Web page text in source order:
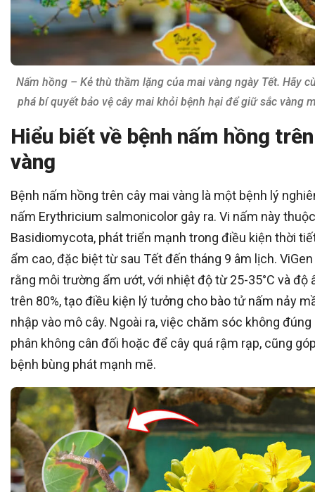
Nấm hồng – Kẻ thù thầm lặng của mai vàng ngày Tết. Hãy
phá bí quyết bảo vệ cây mai khỏi bệnh hại để giữ sắc vàng
Hiểu biết về bệnh nấm hồng
vàng
Bệnh nấm hồng trên cây mai vàng là một bệnh lý
nấm Erythricium salmonicolor gây ra. Vi nấm này
Basidiomycota, phát triển mạnh trong điều kiện thời
ẩm cao, đặc biệt từ sau Tết đến tháng 9 âm lịch.
rằng môi trường ẩm ướt, với nhiệt độ từ 25-35°C và độ
trên 80%, tạo điều kiện lý tưởng cho bào tử nấm nảy
nhập vào mô cây. Ngoài ra, việc chăm sóc không
phân không cân đối hoặc để cây quá rậm rạp, cũng
bệnh bùng phát mạnh mẽ.